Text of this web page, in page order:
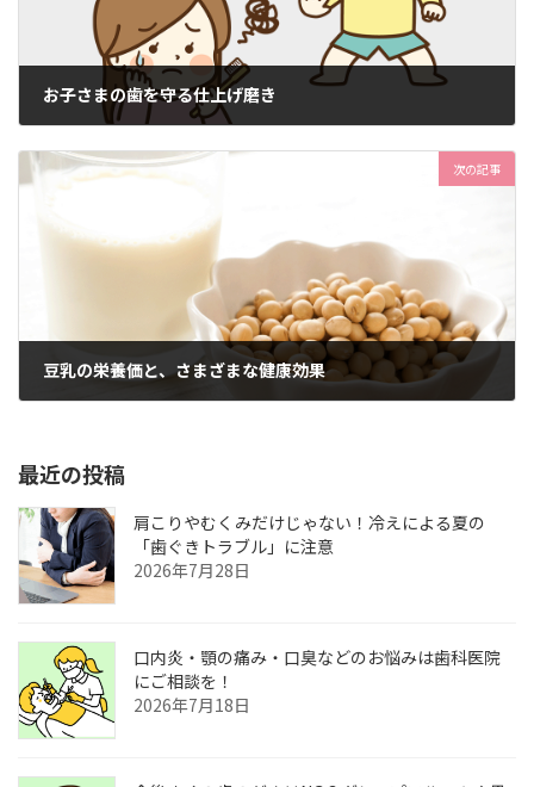
お子さまの歯を守る仕上げ磨き
次の記事
豆乳の栄養価と、さまざまな健康効果
最近の投稿
肩こりやむくみだけじゃない！冷えによる夏の
「歯ぐきトラブル」に注意
2026年7月28日
口内炎・顎の痛み・口臭などのお悩みは歯科医院
にご相談を！
2026年7月18日